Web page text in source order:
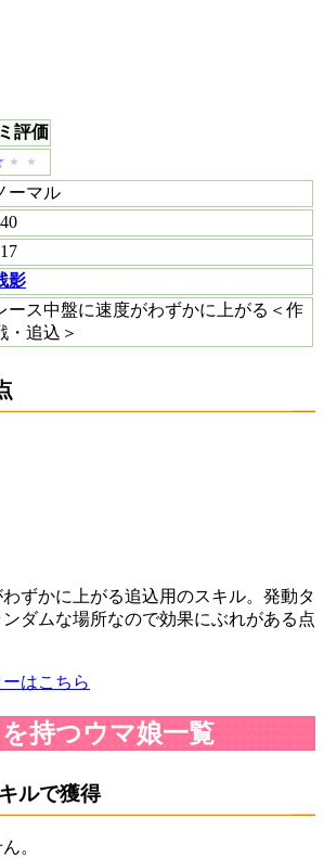
評価
ーマル
影
ース中盤に速度がわずかに上がる＜作
・追込＞
ずかに上がる追込用のスキル。発動タ
ダムな場所なので効果にぶれがある点
はこちら
持つウマ娘一覧
ルで獲得
。